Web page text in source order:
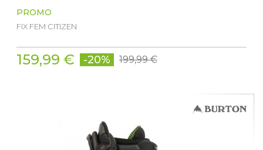
PROMO
FIX FEM CITIZEN
159,99 € -20% 199,99 €